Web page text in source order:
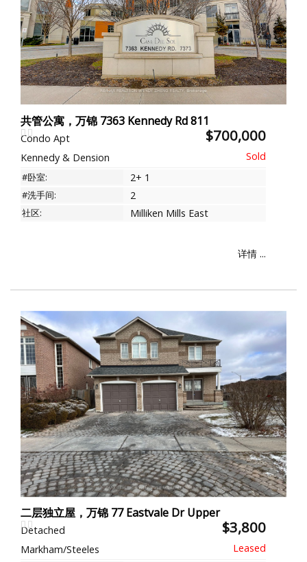
共管公寓，万锦 7363 Kennedy Rd 811
Condo Apt $700,000
Kennedy & Dension
#卧室: 2+ 1
#洗手间: 2
社区: Milliken Mills East
详情 ...
二层独立屋，万锦 77 Eastvale Dr Upper
Detached $3,800
Markham/Steeles